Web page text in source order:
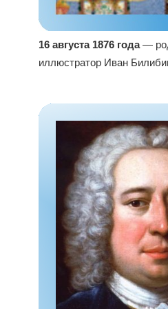
16 августа 1876 года—
иллюстратор Иван